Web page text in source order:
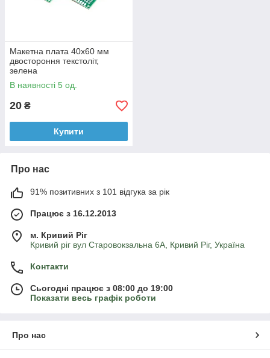
Макетна плата 40x60 мм
двостороння текстоліт,
зелена
В наявності 5 од.
20 ₴
Купити
Про нас
91% позитивних з 101 відгука за рік
Працює з 16.12.2013
м. Кривий Ріг
Кривий ріг вул Старовокзальна 6А, Кривий Ріг, Україна
Контакти
Сьогодні працює з 08:00 до 19:00
Показати весь графік роботи
Про нас